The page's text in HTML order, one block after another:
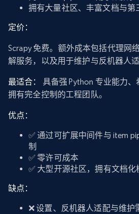
拥有大量社区、丰富文档与第
定价：
Scrapy 免费。额外成本包括代理网
解服务，以及用于维护与反机器人
最适合：
具备强 Python 专业能力
拥有完全控制的工程团队。
优点：
✅ 通过可扩展中间件与 item
制
✅ 零许可成本
✅ 大型开源社区，拥有文档
缺点：
❌ 设置、反机器人适配与维护